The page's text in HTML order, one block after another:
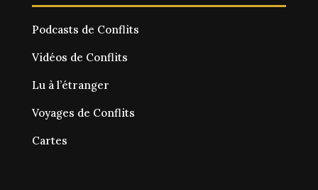
Podcasts de Conflits
Vidéos de Conflits
Lu à l’étranger
Voyages de Conflits
Cartes